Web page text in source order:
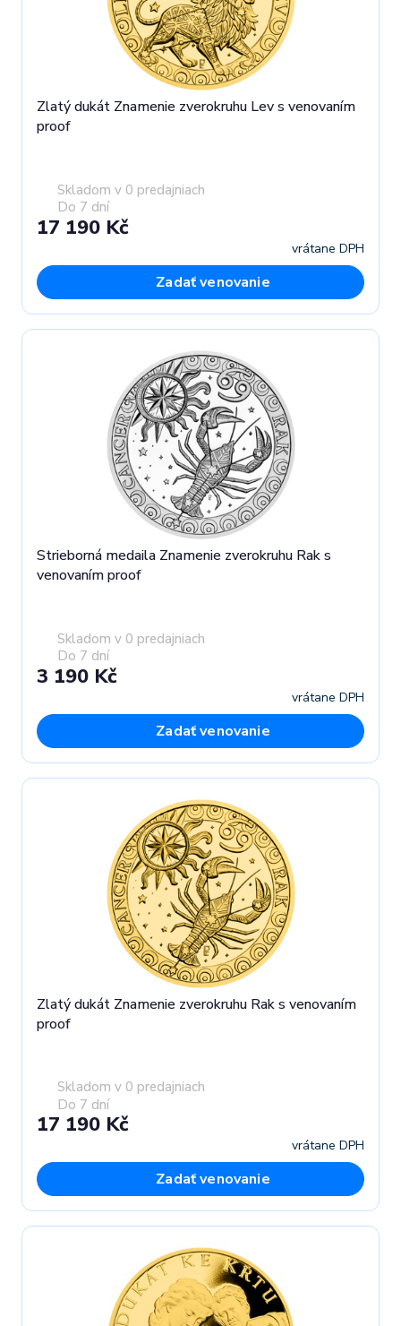
Zlatý dukát Znamenie zverokruhu Lev s venovaním
proof
Skladom v 0 predajniach
Do 7 dní
17 190 Kč
vrátane DPH
Zadať venovanie
Strieborná medaila Znamenie zverokruhu Rak s
venovaním proof
Skladom v 0 predajniach
Do 7 dní
3 190 Kč
vrátane DPH
Zadať venovanie
Zlatý dukát Znamenie zverokruhu Rak s venovaním
proof
Skladom v 0 predajniach
Do 7 dní
17 190 Kč
vrátane DPH
Zadať venovanie